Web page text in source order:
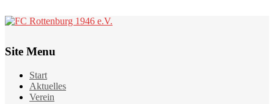
Site Menu
Start
Aktuelles
Verein